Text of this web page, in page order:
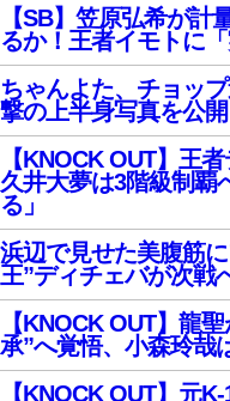
【SB】笠原弘希が計
るか！王者イモトに
ちゃんよた、チョッ
撃の上半身写真を公開
【KNOCK OUT】王
久井大夢は3階級制覇
る」
浜辺で見せた美腹筋
王”ディチェバが次戦
【KNOCK OUT】龍
承”へ覚悟、小森玲哉
【KNOCK OUT】元